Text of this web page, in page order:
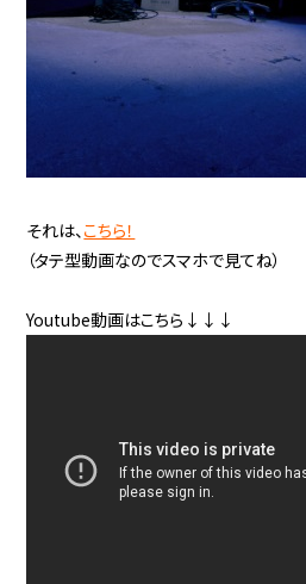
それは、こちら！
（タテ型動画なのでスマホで見てね）
Youtube動画はこちら↓↓↓